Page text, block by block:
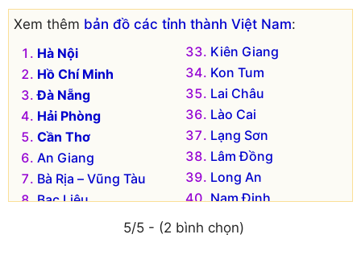
Xem thêm bản đồ các tỉnh thành Việt Nam:
Hà Nội
Hồ Chí Minh
Đà Nẵng
Hải Phòng
Cần Thơ
An Giang
Bà Rịa – Vũng Tàu
Bạc Liêu
Kiên Giang
Kon Tum
Lai Châu
Lào Cai
Lạng Sơn
Lâm Đồng
Long An
Nam Định
Nghệ An
Ninh Bình
5/5 - (2 bình chọn)